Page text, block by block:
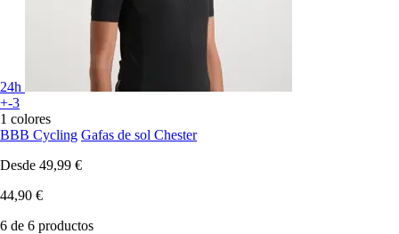
24h
+-3
1 colores
BBB Cycling Gafas de sol Chester
Desde 49,99 €
44,90 €
6 de 6 productos